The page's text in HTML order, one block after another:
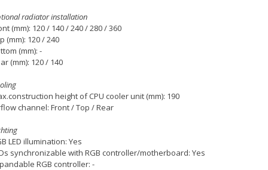
radiator installation
(mm): 120 / 140 / 240 / 280 / 360
(mm): 120 / 240
(mm): -
(mm): 120 / 140
height of CPU cooler unit (mm): 190
channel: Front / Top / Rear
LED illumination: Yes
synchronizable with RGB controller/motherboard: Yes
RGB controller: -